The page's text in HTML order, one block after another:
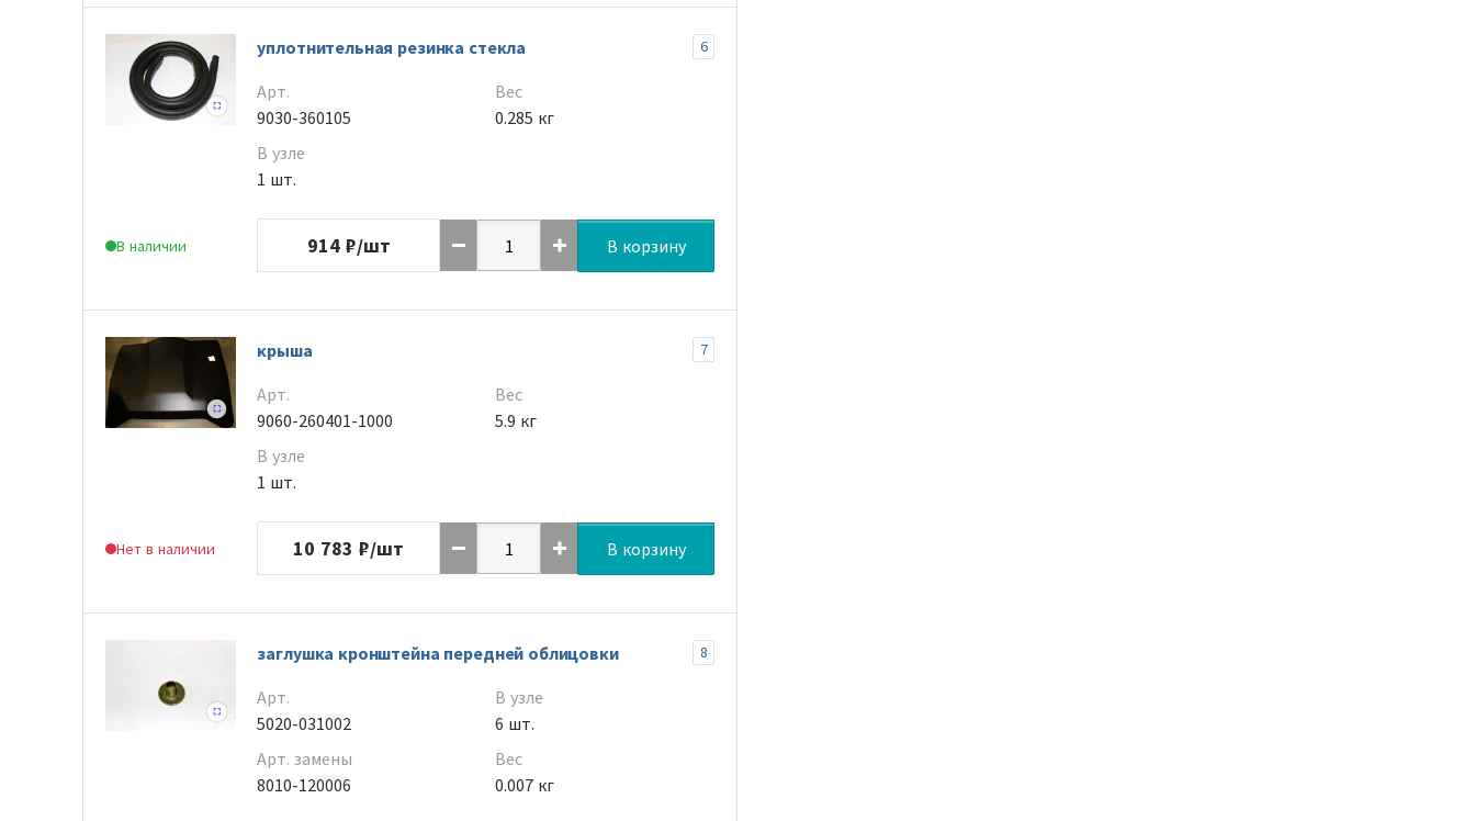
В наличии
уплотнительная резинка стекла 6
Арт.
9030-360105
В узле
1 шт.
Вес
0.285 кг
914 ₽/шт В корзину
Нет в наличии
крыша 7
Арт.
9060-260401-1000
В узле
1 шт.
Вес
5.9 кг
10 783 ₽/шт В корзину
заглушка кронштейна передней облицовки 8
Арт.
5020-031002
Арт. замены
8010-120006
В узле
6 шт.
Вес
0.007 кг